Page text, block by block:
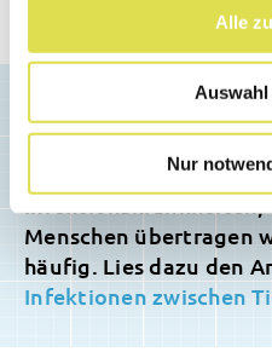
Alle
Auswahl
Nur
Menschen übertragen
häufig. Lies dazu den
Infektionen zwischen